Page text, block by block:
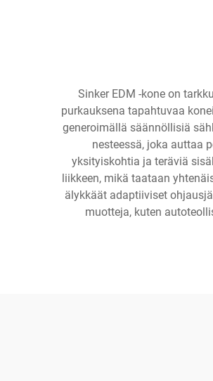
Sinker EDM -kone on
purkauksena tapahtuvaa
generoimällä säännöllisiä
nesteessä, joka auttaa
yksityiskohtia ja teräviä
liikkeen, mikä taataan
älykkäät adaptiiviset
muotteja, kuten